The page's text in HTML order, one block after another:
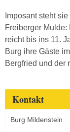
Imposant steht
Freiberger
reicht bis ins 11.
Burg ihre Gäste
Bergfried und der
Kontakt
Burg Mildenstein